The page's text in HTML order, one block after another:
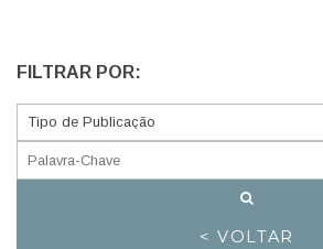
FILTRAR POR:
< VOLTAR